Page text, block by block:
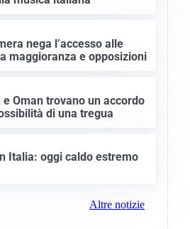
nega l’accesso alle
maggioranza e opposizioni
Oman trovano un accordo
di una tregua
Italia: oggi caldo estremo
Altre notizie